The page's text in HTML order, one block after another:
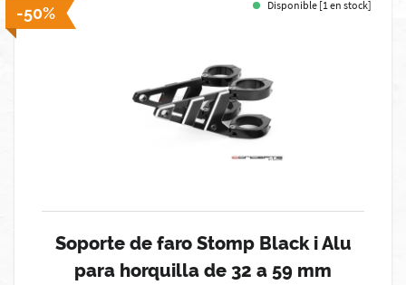
-50% Disponible [1 en stock]
Soporte de faro Stomp Black i Alu
para horquilla de 32 a 59 mm